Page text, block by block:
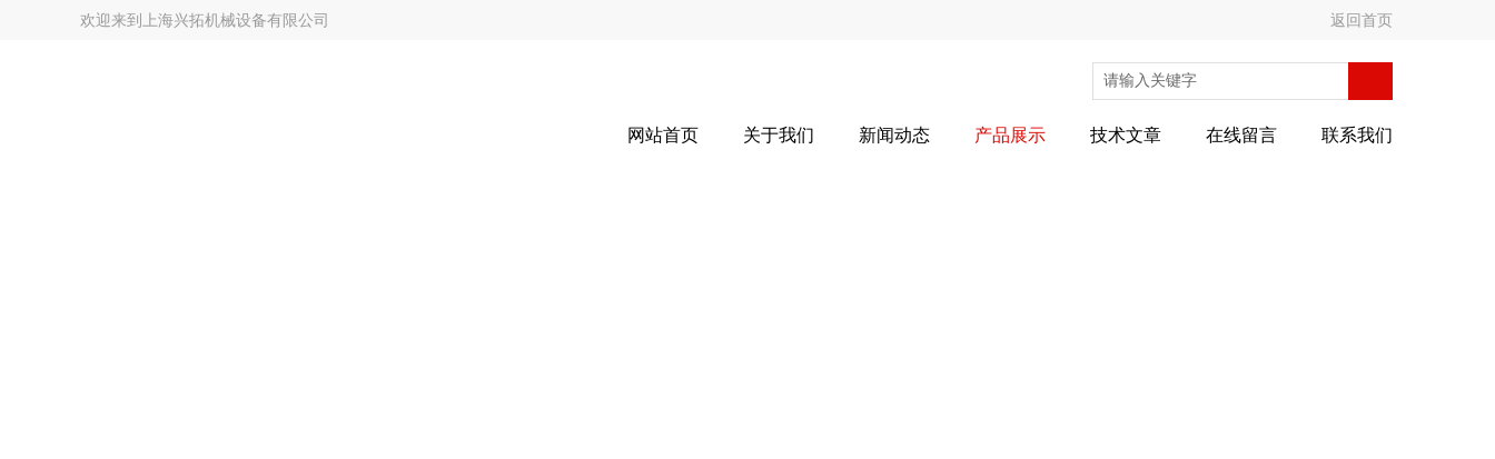
欢迎来到 上海兴拓机械设备有限公司 返回首页
网站首页 关于我们 新闻动态 产品展示 技术文章 在线留言 联系我们